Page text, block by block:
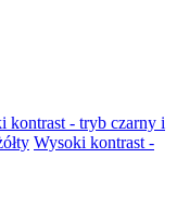
kontrast - tryb czarny i
Wysoki kontrast -